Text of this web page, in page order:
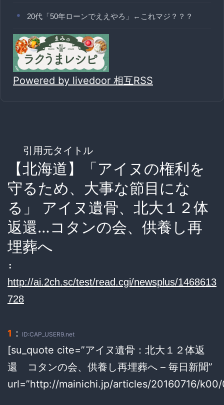
20代「50年ローンでええやろ」←これマジ？？？
Powered by livedoor 相互RSS
引用元タイトル
【北海道】「アイヌの権利を
守るため、大事な節目にな
る」 アイヌ遺骨、北大１２体
返還…コタンの会、供養し再
埋葬へ
:
http://ai.2ch.sc/test/read.cgi/newsplus/1468613
728
1 ： ID:CAP_USER9.net
[su_quote cite=”アイヌ遺骨：北大１２体返
還 コタンの会、供養し再埋葬へ – 毎日新聞”
url=”http://mainichi.jp/articles/20160716/